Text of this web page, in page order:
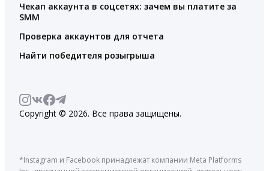
Чекап аккаунта в соцсетях: зачем вы платите за
SMM
Проверка аккаунтов для отчета
Найти победителя розыгрыша
Copyright © 2026. Все права защищены.
*Instagram и Facebook принадлежат компании Meta Platforms